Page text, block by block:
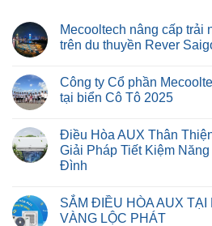
Mecooltech nâng cấp trải
trên du thuyền Rever
Công ty Cổ phần
tại biển Cô Tô 2025
Điều Hòa AUX Thân
Giải Pháp Tiết Kiệm
Đình
SẮM ĐIỀU HÒA AUX TẠI
VÀNG LỘC PHÁT